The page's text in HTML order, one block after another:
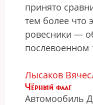
принято
тем более что
ровесники —
послевоенном
Лысаков
Чёрный флаг
Автомообиль